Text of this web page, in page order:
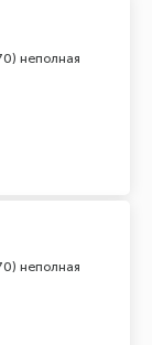
неполная
неполная